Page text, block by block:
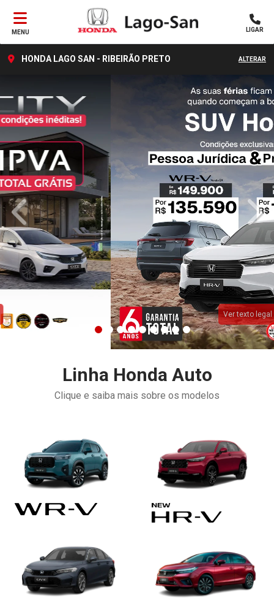
MENU LIGAR
HONDA LAGO SAN - RIBEIRÃO PRETO ALTERAR
Ver texto legal
templates.template-
Linha Honda Auto
Clique e saiba mais sobre os modelos